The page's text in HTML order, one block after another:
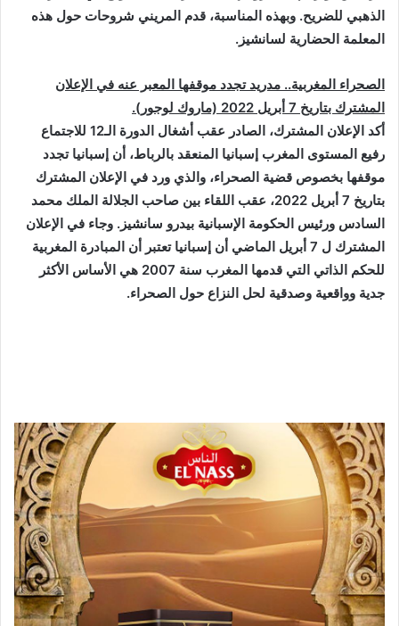
الذهبي للضريح. وبهذه المناسبة، قدم المريني شروحات حول هذه
المعلمة الحضارية لسانشيز .
الصحراء المغربية.. مدريد تجدد موقفها المعبر عنه في الإعلان
المشترك بتاريخ 7 أبريل 2022 (ماروك لوجور).
أكد الإعلان المشترك، الصادر عقب أشغال الدورة الـ12 للاجتماع
رفيع المستوى المغرب إسبانيا المنعقد بالرباط، أن إسبانيا تجدد
موقفها بخصوص قضية الصحراء، والذي ورد في الإعلان المشترك
بتاريخ 7 أبريل 2022، عقب اللقاء بين صاحب الجلالة الملك محمد
السادس ورئيس الحكومة الإسبانية بيدرو سانشيز. وجاء في الإعلان
المشترك ل 7 أبريل الماضي أن إسبانيا تعتبر أن المبادرة المغربية
للحكم الذاتي التي قدمها المغرب سنة 2007 هي الأساس الأكثر
جدية وواقعية وصدقية لحل النزاع حول الصحراء.